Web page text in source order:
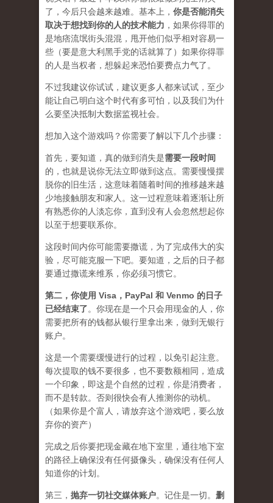
了，今后只会越来越难。基本上， 你是否能消失
取决于想找到你的人的技术能力 ，如果你得罪的
是地痞流氓街头混混，甩开他们似乎相对容易一
些（要是意大利黑手党的话就算了）如果你得罪
的人是当权者，想躲起来恐怕要费点力气了。
不过我建议你试试，建议更多人都来试试，至少
能让自己明白这个时代有多可怕，以及我们为什
么要坚决抵制大数据监视社会。
想加入这个游戏吗？你需要了解以下几个步骤：
首先，要知道，真的做到消失是需要一段时间
的，也就是说你无法立即做到这点。需要慢慢摆
脱你的旧生活，这意味着随着时间的推移越来越
少地接触朋友和家人。这一过程意味着逐渐让所
有熟悉你的人淡忘你，直到没有人会忽然想起你
以至于想要联系你。
这段时间内你可能需要撒谎 ，为了完成伟大的实
验，尽可能克服一下吧。要知道，之后的日子都
要通过撒谎来维系，你必须习惯它。
第二， 你使用 Visa，PayPal 和 Venmo 的日子
已经结束了。你现在是一个只会用现金的人，你
需要把所有的钱都从银行里拿出来，做到无银行
账户。
这是一个需要缓慢进行的过程，以免引起注意。
每次提取的钱不要很多，也不要数额相同，造成
一个印象，即这是个自然的过程，你是消费者，
而不是转款。否则很快会有人推测你的动机。
（如果你是个富人，请放弃这个游戏吧，要么放
弃你的资产）
完成之后你要把现金藏在地下室里，通往地下室
的路径上确保没有任何摄像头，确保没有任何人
知道你的计划。
第三， 抛弃一切社交媒体账户。记住是一切。 删